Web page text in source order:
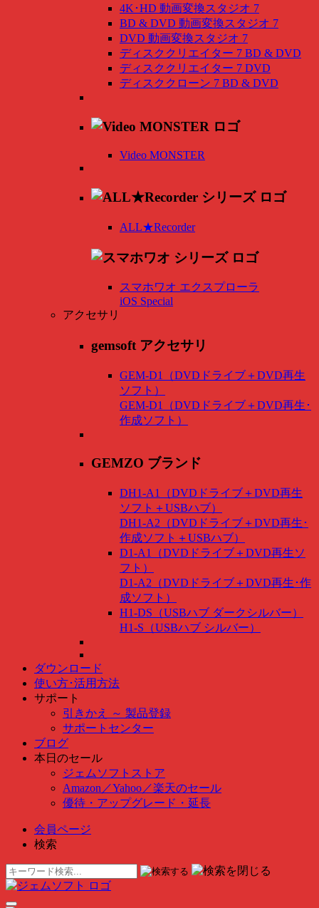
4K･HD 動画変換スタジオ 7
BD & DVD 動画変換スタジオ 7
DVD 動画変換スタジオ 7
ディスククリエイター 7 BD & DVD
ディスククリエイター 7 DVD
ディスククローン 7 BD & DVD
Video MONSTER
ALL★Recorder
スマホワオ エクスプローラ
iOS Special
アクセサリ
gemsoft アクセサリ
GEM-D1（DVDドライブ＋DVD再生
ソフト）
GEM-D1（DVDドライブ＋DVD再生･
作成ソフト）
GEMZO ブランド
DH1-A1（DVDドライブ＋DVD再生
ソフト＋USBハブ）
DH1-A2（DVDドライブ＋DVD再生･
作成ソフト＋USBハブ）
D1-A1（DVDドライブ＋DVD再生ソ
フト）
D1-A2（DVDドライブ＋DVD再生･作
成ソフト）
H1-DS（USBハブ ダークシルバー）
H1-S（USBハブ シルバー）
ダウンロード
使い方･活用方法
サポート
引きかえ ～ 製品登録
サポートセンター
ブログ
本日のセール
ジェムソフトストア
Amazon ／Yahoo ／楽天のセール
優待・アップグレード・延長
会員ページ
検索